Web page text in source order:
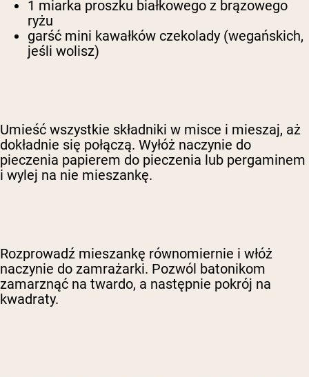
1 miarka proszku białkowego z brązowego
ryżu
garść mini kawałków czekolady (wegańskich,
jeśli wolisz)
Umieść wszystkie składniki w misce i mieszaj, aż
dokładnie się połączą. Wyłóż naczynie do
pieczenia papierem do pieczenia lub pergaminem
i wylej na nie mieszankę.
Rozprowadź mieszankę równomiernie i włóż
naczynie do zamrażarki. Pozwól batonikom
zamarznąć na twardo, a następnie pokrój na
kwadraty.